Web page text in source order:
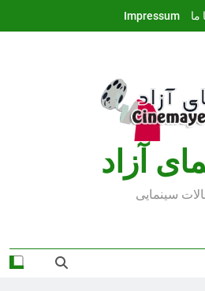
ما Impressum
آزاد
سينمايى